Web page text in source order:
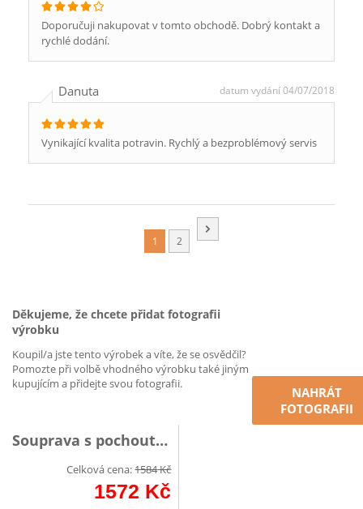
Doporučuji nakupovat v tomto obchodě. Dobrý kontakt a
rychlé dodání.
Danuta datum vydání 04/07/2018
Vynikající kvalita potravin. Rychlý a bezproblémový servis
1 2
Děkujeme, že chcete přidat fotografii
výrobku
Koupil/a jste tento výrobek a víte, že se osvědčil?
Pomozte při volbě vhodného výrobku také jiným
kupujícím a přidejte svou fotografii.
NAHRÁT
FOTOGRAFII
Souprava s pochoutkou
Celková cena:1584Kč
1572 Kč